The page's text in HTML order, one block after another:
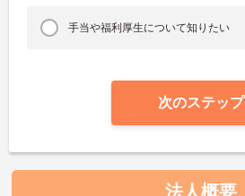
手当や福利厚生について知りたい
次のステップ
法人概要